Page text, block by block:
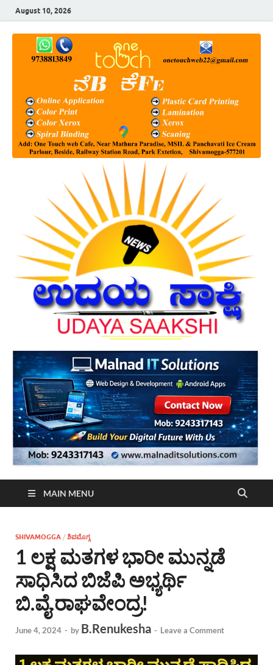
August 10, 2026
MAIN MENU
SHIVAMOGGA / ಶಿವಮೊಗ್ಗ
1 ಲಕ್ಷ ಮತಗಳ ಭಾರೀ ಮುನ್ನಡೆ
ಸಾಧಿಸಿದ ಬಿಜೆಪಿ ಅಭ್ಯರ್ಥಿ
ಬಿ.ವೈ.ರಾಘವೇಂದ್ರ!
June 4, 2024 - by B.Renukesha - Leave a Comment